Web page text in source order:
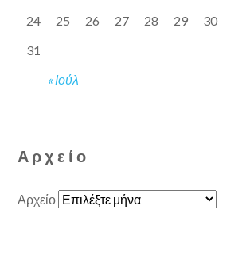
« Ιούλ
24
25 26 27 28 29
30
31
Αρχείο
Αρχείο